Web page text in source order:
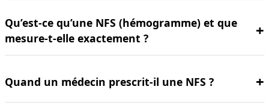
Qu’est-ce qu’une NFS (hémogramme) et que
mesure-t-elle exactement ?
Quand un médecin prescrit-il une NFS ?